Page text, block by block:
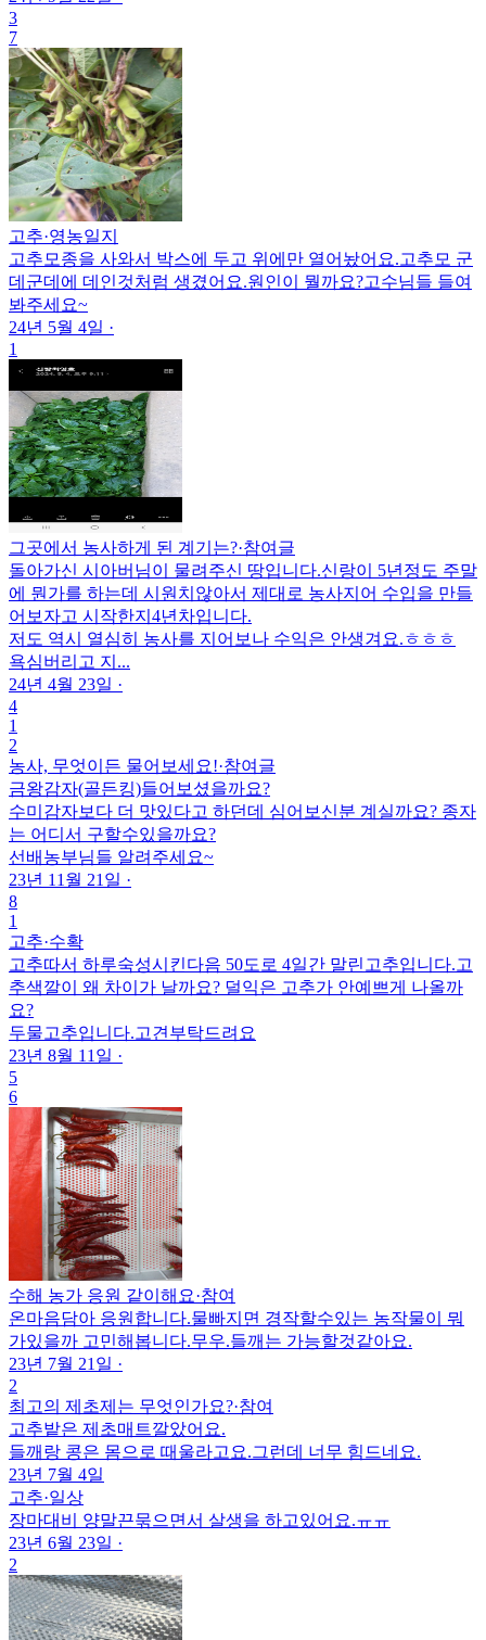
3
7
고추·영농일지
고추모종을 사와서 박스에 두고 위에만 열어놨어요.고추모 군
데군데에 데인것처럼 생겼어요.원인이 뭘까요?고수님들 들여
봐주세요~
24년 5월 4일 ·
1
그곳에서 농사하게 된 계기는?·참여글
돌아가신 시아버님이 물려주신 땅입니다.신랑이 5년정도 주말
에 뭔가를 하는데 시원치않아서 제대로 농사지어 수입을 만들
어보자고 시작한지4년차입니다.
저도 역시 열심히 농사를 지어보나 수익은 안생겨요.ㅎㅎㅎ
욕심버리고 지...
24년 4월 23일 ·
4
1
2
농사, 무엇이든 물어보세요!·참여글
금왕감자(골든킹)들어보셨을까요?
수미감자보다 더 맛있다고 하던데 심어보신분 계실까요? 종자
는 어디서 구할수있을까요?
선배농부님들 알려주세요~
23년 11월 21일 ·
8
1
고추·수확
고추따서 하루숙성시킨다음 50도로 4일간 말린고추입니다.고
추색깔이 왜 차이가 날까요? 덜익은 고추가 안예쁘게 나올까
요?
두물고추입니다.고견부탁드려요
23년 8월 11일 ·
5
6
수해 농가 응원 같이해요·참여
온마음담아 응원합니다.물빠지면 경작할수있는 농작물이 뭐
가있을까 고민해봅니다.무우.들깨는 가능할것같아요.
23년 7월 21일 ·
2
최고의 제초제는 무엇인가요?·참여
고추밭은 제초매트깔았어요.
들깨랑 콩은 몸으로 때울라고요.그런데 너무 힘드네요.
23년 7월 4일
고추·일상
장마대비 양말끈묶으면서 살생을 하고있어요.ㅠㅠ
23년 6월 23일 ·
2